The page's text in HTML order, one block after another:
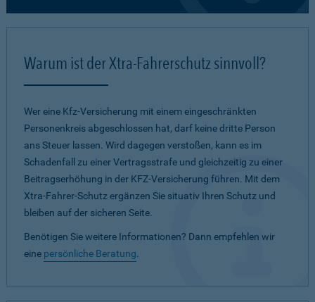
Warum ist der Xtra-Fahrerschutz sinnvoll?
Wer eine Kfz-Versicherung mit einem eingeschränkten
Personenkreis abgeschlossen hat, darf keine dritte Person
ans Steuer lassen. Wird dagegen verstoßen, kann es im
Schadenfall zu einer Vertragsstrafe und gleichzeitig zu einer
Beitragserhöhung in der KFZ-Versicherung führen. Mit dem
Xtra-Fahrer-Schutz ergänzen Sie situativ Ihren Schutz und
bleiben auf der sicheren Seite.
Benötigen Sie weitere Informationen? Dann empfehlen wir
eine persönliche Beratung.